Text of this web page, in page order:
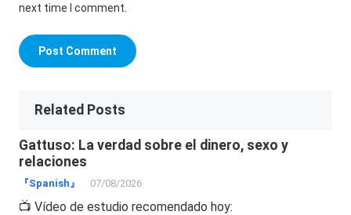
next time I comment.
Related Posts
Gattuso: La verdad sobre el dinero, sexo y
relaciones
『Spanish』 07/08/2026
📺 Vídeo de estudio recomendado hoy: